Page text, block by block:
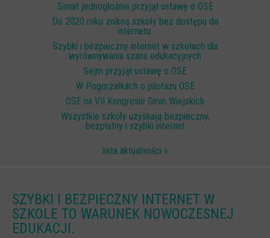
Senat jednogłośnie przyjął ustawę o OSE
Do 2020 roku znikną szkoły bez dostępu do
internetu.
Szybki i bezpieczny internet w szkołach dla
wyrównywania szans edukacyjnych
Sejm przyjął ustawę o OSE
W Pogorzałkach o pilotażu OSE
OSE na VII Kongresie Gmin Wiejskich
Wszystkie szkoły uzyskają bezpieczny,
bezpłatny i szybki internet
lista aktualności »
SZYBKI I BEZPIECZNY INTERNET W
SZKOLE TO WARUNEK NOWOCZESNEJ
EDUKACJI.
Scenariusze lekcji
(Nie)widzialne ślady online
Piosenka edukacyjna i teledysk
CYBER lekcje 3.0
Cyberlekcje
Dla rodziców
PODCASTY CYFROWE WIECZORY